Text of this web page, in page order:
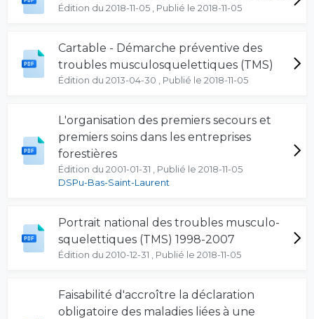
Édition du 2018-11-05 , Publié le 2018-11-05
Cartable - Démarche préventive des
troubles musculosquelettiques (TMS)
Édition du 2013-04-30 , Publié le 2018-11-05
L'organisation des premiers secours et
premiers soins dans les entreprises
forestières
Édition du 2001-01-31 , Publié le 2018-11-05
DSPu-Bas-Saint-Laurent
Portrait national des troubles musculo-
squelettiques (TMS) 1998-2007
Édition du 2010-12-31 , Publié le 2018-11-05
Faisabilité d'accroître la déclaration
obligatoire des maladies liées à une